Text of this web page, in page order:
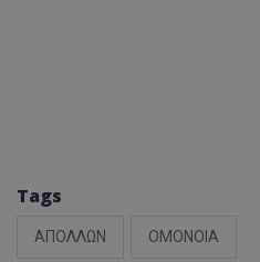
Tags
ΑΠΟΛΛΩΝ ΟΜΟΝΟΙΑ